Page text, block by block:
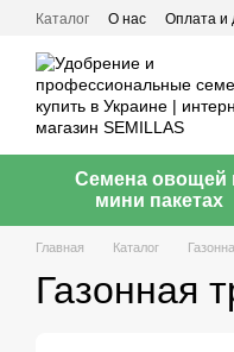
Перейти к основному
Каталог О нас Оплата и
Семена овощей
мини пакетах
Главная Каталог
Газонная